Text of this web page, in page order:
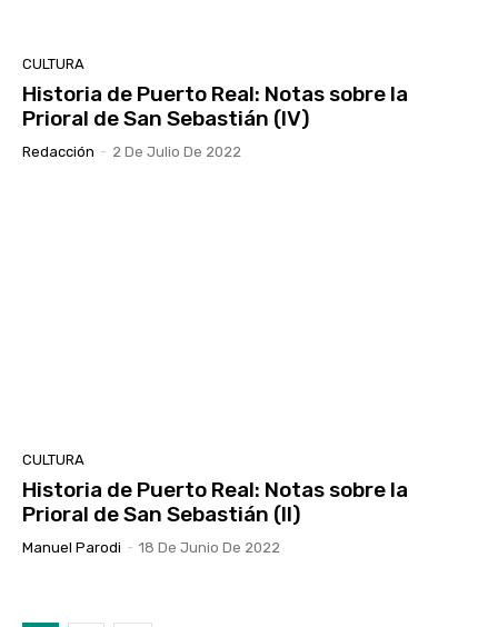
CULTURA
Historia de Puerto Real: Notas sobre la
Prioral de San Sebastián (IV)
Redacción - 2 De Julio De 2022
CULTURA
Historia de Puerto Real: Notas sobre la
Prioral de San Sebastián (II)
Manuel Parodi - 18 De Junio De 2022